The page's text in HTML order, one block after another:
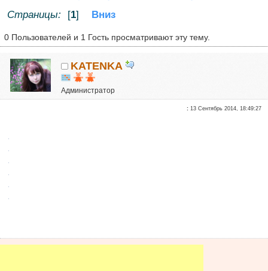
Страницы:
[1] Вниз
0 Пользователей и 1 Гость просматривают эту тему.
KATENKA
Администратор
:13 Сентябрь 2014, 18:49:27